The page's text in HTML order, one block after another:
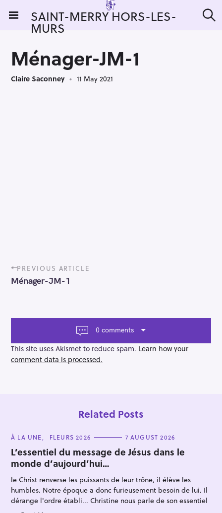
i
SAINT-MERRY HORS-LES-
MURS e
Ménager-JM-1
Claire Saconney 11 May 2021
P
o
s
a
g
a
t
PREVIOUS ARTICLE
Ménager-JM-1
0 comments
This site uses Akismet to reduce spam. Learn how your
comment data is processed.
Related Posts
C
T
E
G
O
R
I
E
S
À LA UNE FLEURS 2026 7 AUGUST 2026
L’essentiel du message de Jésus dans le
monde d’aujourd’hui…
le Christ renverse les puissants de leur trône, il élève les
humbles. Notre époque a donc furieusement besoin de lui. Il
dérange l'ordre établi... Christine nous parle de son essentiel